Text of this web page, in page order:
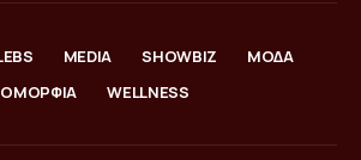
MEDIA SHOWBIZ
ΜΟΔΑ
ΟΜΟΡΦΙΑ
WELLNESS